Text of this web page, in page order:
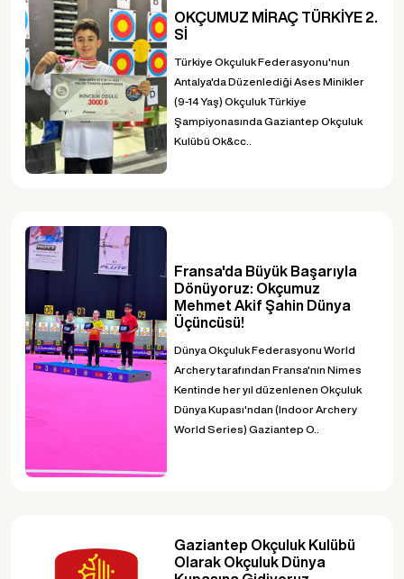
OKÇUMUZ MİRAÇ TÜRKİYE 2.
Sİ
Türkiye Okçuluk Federasyonu'nun
Antalya'da Düzenlediği Ases Minikler
(9-14 Yaş) Okçuluk Türkiye
Şampiyonasında Gaziantep Okçuluk
Kulübü Ok&cc..
Fransa'da Büyük Başarıyla
Dönüyoruz: Okçumuz
Mehmet Akif Şahin Dünya
Üçüncüsü!
Dünya Okçuluk Federasyonu World
Archery tarafından Fransa'nın Nimes
Kentinde her yıl düzenlenen Okçuluk
Dünya Kupası'ndan (Indoor Archery
World Series) Gaziantep O..
Gaziantep Okçuluk Kulübü
Olarak Okçuluk Dünya